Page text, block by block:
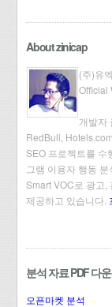
About zinicap
(주)유
Official
개발자
RedBull,
SEO 프로젝트를 수
그램 이용자 행동
Smart VOC로 광고,
제공하고 있습니다.
분석 자료 PDF 다
오픈마켓 분석